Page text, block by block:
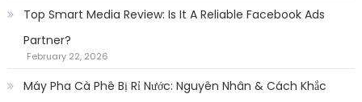
Top Smart Media Review: Is It A Reliable Facebook Ads
Partner?
February 22, 2026
Máy Pha Cà Phê Bị Rỉ Nước: Nguyên Nhân & Cách Khắc